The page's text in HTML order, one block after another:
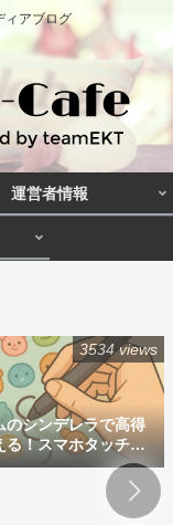
ィアブログ
運営者情報
のシンデレラで高得
る！スマホタッチペ
3534 views